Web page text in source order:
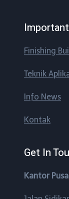
Finishing
Teknik
Info News
Kontak
Get In
Kantor